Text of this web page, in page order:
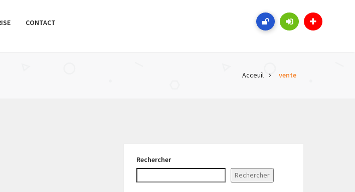
CONTACT
Acceuil vente
Rechercher
Rechercher